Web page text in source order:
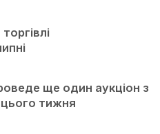
ще один аукціон з
тижня